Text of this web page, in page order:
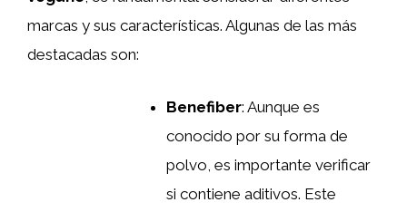
marcas y sus características. Algunas de las más
destacadas son:
Benefiber: Aunque es
conocido por su forma de
polvo, es importante verificar
si contiene aditivos. Este